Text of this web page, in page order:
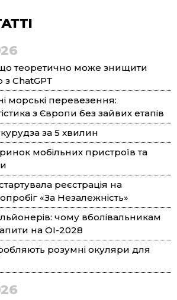
що теоретично може знищити
з ChatGPT
морські перевезення:
з Європи без зайвих етапів
за 5 хвилин
мобільних пристроїв та
реєстрація на
«За Незалежність»
чому вболівальникам
на ОІ-2028
розумні окуляри для